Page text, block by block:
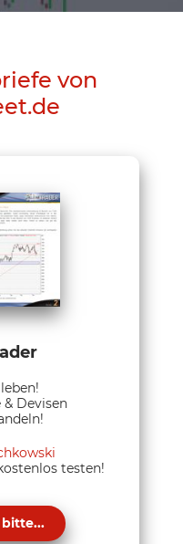
von
Devisen
testen!
bitte...